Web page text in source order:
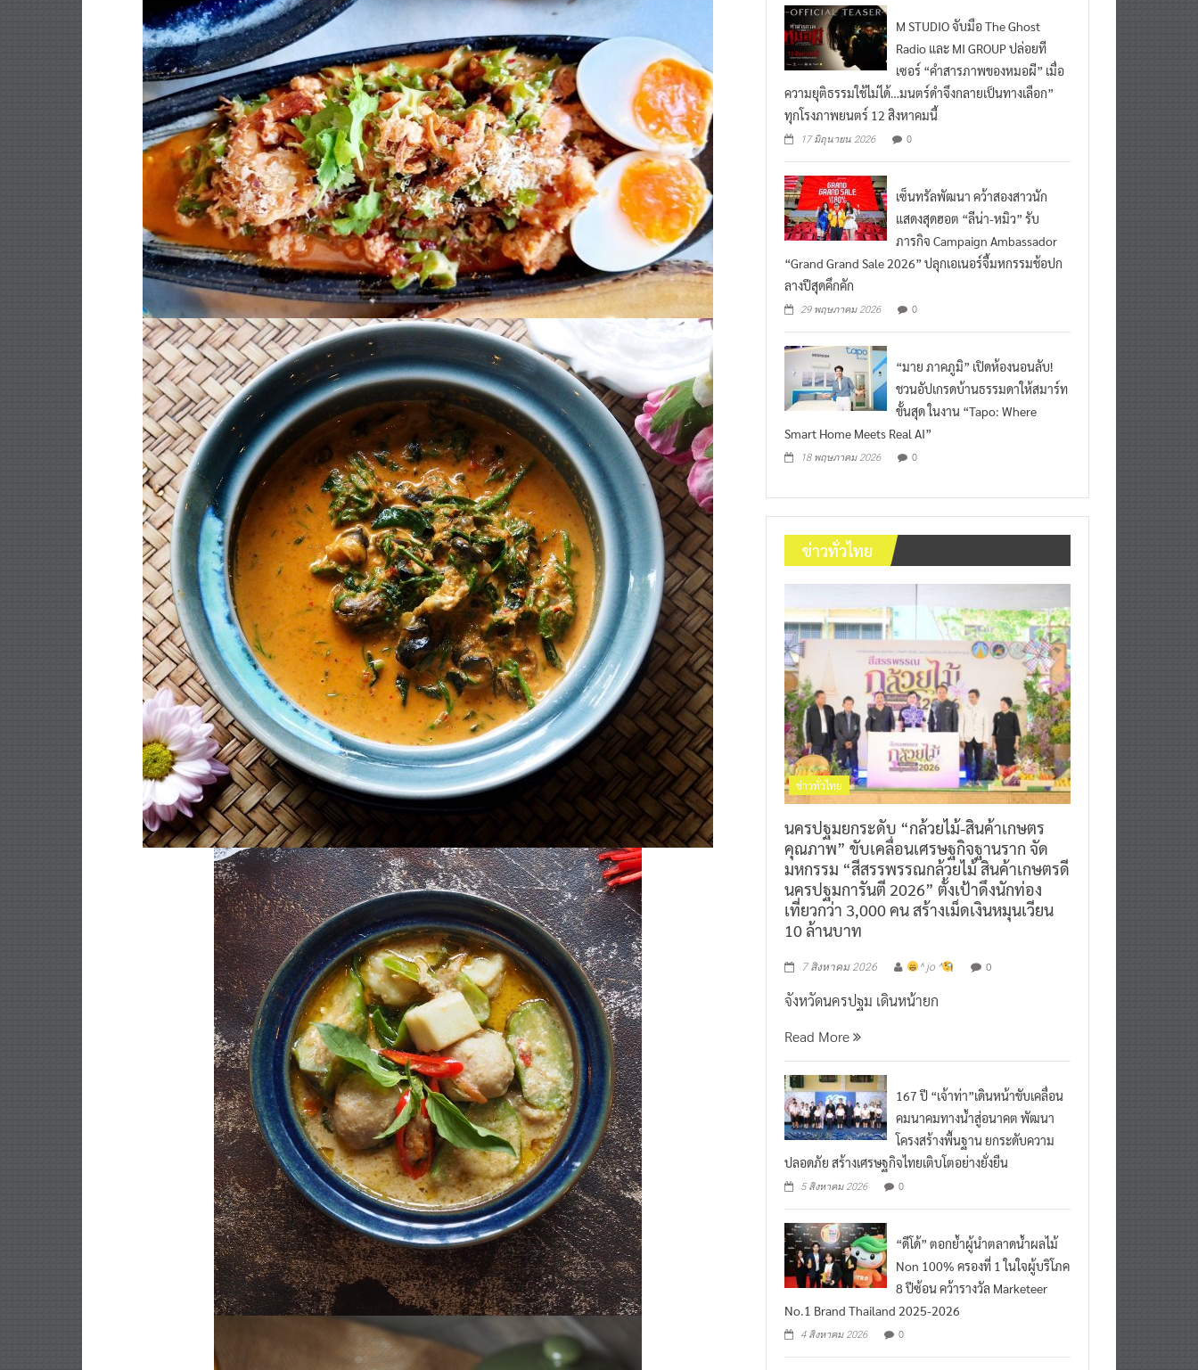
M STUDIO จับมือ The Ghost
Radio และ MI GROUP ปล่อยที
เซอร์ “คำสารภาพของหมอผี” เมื่อ
ความยุติธรรมใช้ไม่ได้…มนตร์ดำจึงกลายเป็นทางเลือก”
ทุกโรงภาพยนตร์ 12 สิงหาคมนี้
17 มิถุนายน 2026 0
เซ็นทรัลพัฒนา คว้าสองสาวนัก
แสดงสุดฮอต “ลีน่า-หมิว” รับ
ภารกิจ Campaign Ambassador
“Grand Grand Sale 2026” ปลุกเอเนอร์จี้มหกรรมช้อปก
ลางปีสุดคึกคัก
29 พฤษภาคม 2026 0
“มาย ภาคภูมิ” เปิดห้องนอนลับ!
ชวนอัปเกรดบ้านธรรมดาให้สมาร์ท
ขั้นสุด ในงาน “Tapo: Where
Smart Home Meets Real AI”
18 พฤษภาคม 2026 0
ข่าวทั่วไทย
ข่าวทั่วไทย
นครปฐมยกระดับ “กล้วยไม้-สินค้าเกษตร
คุณภาพ” ขับเคลื่อนเศรษฐกิจฐานราก จัด
มหกรรม “สีสรรพรรณกล้วยไม้ สินค้าเกษตรดี
นครปฐมการันตี 2026” ตั้งเป้าดึงนักท่อง
เที่ยวกว่า 3,000 คน สร้างเม็ดเงินหมุนเวียน
10 ล้านบาท
7 สิงหาคม 2026 ^ jo ^ 0
จังหวัดนครปฐม เดินหน้ายก
Read More
167 ปี “เจ้าท่า”เดินหน้าขับเคลื่อน
คมนาคมทางน้ำสู่อนาคต พัฒนา
โครงสร้างพื้นฐาน ยกระดับความ
ปลอดภัย สร้างเศรษฐกิจไทยเติบโตอย่างยั่งยืน
5 สิงหาคม 2026 0
“ดีโด้” ตอกย้ำผู้นำตลาดน้ำผลไม้
Non 100% ครองที่ 1 ในใจผู้บริโภค
8 ปีซ้อน คว้ารางวัล Marketeer
No.1 Brand Thailand 2025-2026
4 สิงหาคม 2026 0